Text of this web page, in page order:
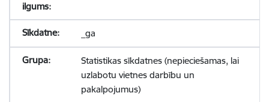
_ga
Statistikas sīkdatnes (nepieciešamas, lai
uzlabotu vietnes darbību un
pakalpojumus)